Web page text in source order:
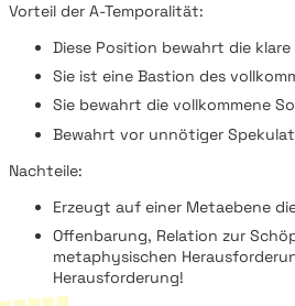
Vorteil der A-Temporalität:
Diese Position bewahrt die
Sie ist eine Bastion des
Sie bewahrt die vollkommene
Bewahrt vor unnötiger
Nachteile:
Erzeugt auf einer Metaebene
Offenbarung, Relation zur
metaphysischen
Herausforderung!